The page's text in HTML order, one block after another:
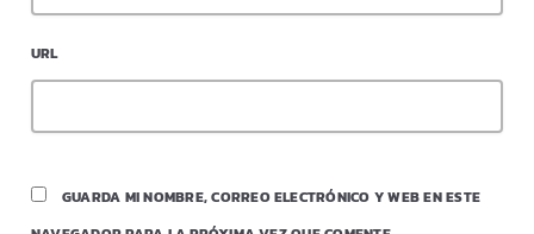
URL
GUARDA MI NOMBRE, CORREO ELECTRÓNICO Y WEB EN ESTE